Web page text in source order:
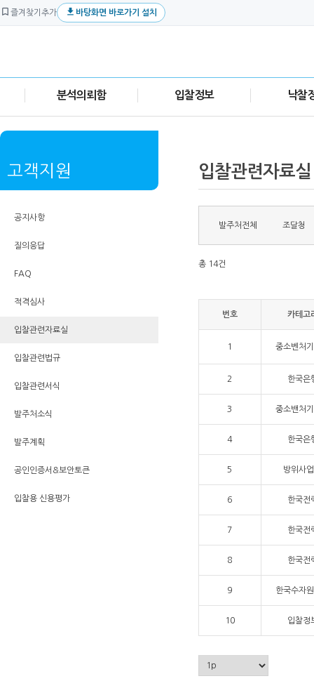
 즐겨찾기추가  바탕화면 바로가기 설치
분석의뢰함 입찰정보 낙찰
고객지원
공지사항
질의응답
FAQ
적격심사
입찰관련자료실
입찰관련법규
입찰관련서식
발주처소식
발주계획
공인인증서&보안토큰
입찰용 신용평가
입찰관련자료실
발주처전체 조달청
총 14건
번호 카테고
1 중소벤처
2 한국은
3 중소밴처
4 한국은
5 방위사
6 한국전
7 한국전
8 한국전
9 한국수자
10 입찰정